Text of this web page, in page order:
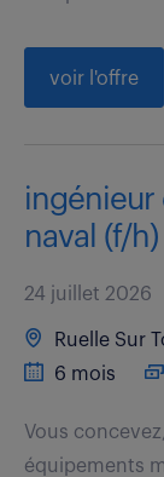
voir l'offre
ingénieur
naval (f/h)
24 juillet 2026
Ruelle Sur
6 mois
Vous
équipements